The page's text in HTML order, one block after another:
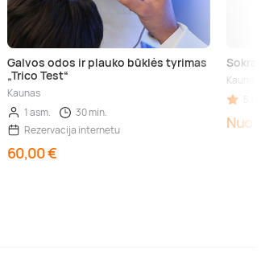
Galvos odos ir plauko būklės tyrimas
„Trico Test“
Kaunas
1 asm.
30 min.
Rezervacija internetu
60,00 €
Kaunas
Nuo